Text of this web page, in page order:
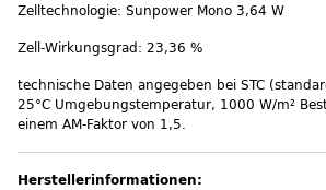
Zelltechnologie: Sunpower Mono 3,64 W
Zell-Wirkungsgrad: 23,36 %
technische Daten angegeben bei STC
25°C Umgebungstemperatur, 1000 W/m²
einem AM-Faktor von 1,5.
Herstellerinformationen: